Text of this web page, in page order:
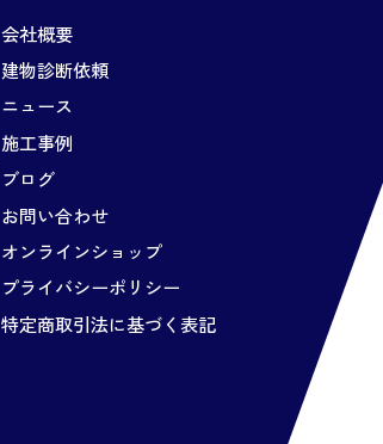
会社概要
建物診断依頼
ニュース
施工事例
ブログ
お問い合わせ
オンラインショップ
プライバシーポリシー
特定商取引法に基づく表記